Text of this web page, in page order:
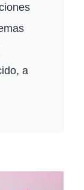
a